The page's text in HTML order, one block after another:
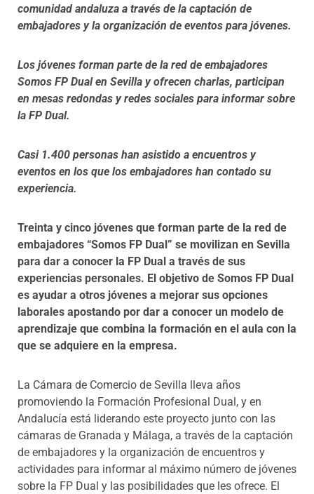
comunidad andaluza a través de la captación de
embajadores y la organización de eventos para jóvenes.
Los jóvenes forman parte de la red de embajadores
Somos FP Dual en Sevilla y ofrecen charlas, participan
en mesas redondas y redes sociales para informar sobre
la FP Dual.
Casi 1.400 personas han asistido a encuentros y
eventos en los que los embajadores han contado su
experiencia.
Treinta y cinco jóvenes que forman parte de la red de
embajadores “Somos FP Dual” se movilizan en Sevilla
para dar a conocer la FP Dual a través de sus
experiencias personales. El objetivo de Somos FP Dual
es ayudar a otros jóvenes a mejorar sus opciones
laborales apostando por dar a conocer un modelo de
aprendizaje que combina la formación en el aula con la
que se adquiere en la empresa.
La Cámara de Comercio de Sevilla lleva años
promoviendo la Formación Profesional Dual, y en
Andalucía está liderando este proyecto junto con las
cámaras de Granada y Málaga, a través de la captación
de embajadores y la organización de encuentros y
actividades para informar al máximo número de jóvenes
sobre la FP Dual y las posibilidades que les ofrece. El